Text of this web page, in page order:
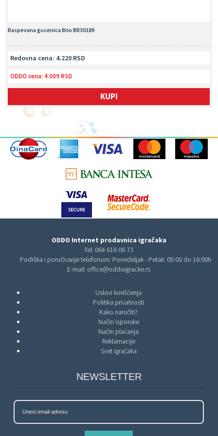
Raspevana gusenica Brio BR30189
Redovna cena: 4.220 RSD
ODDO cena: 4.009 RSD
KUPI
ODDO Internet prodavnica igračaka
Tel: 064 616 06 73
Podrška i poručivanje telefonom: Ponedeljak - Petak: 09:00 do 16:00h
E-mail: office@oddoigracke.rs
Uslovi korišćenja
Politika privatnosti
Kako naručiti?
Način isporuke
Način plaćanja
Reklamacije
Svet igračaka
NEWSLETTER